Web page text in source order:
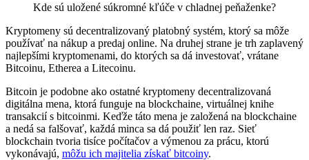
Kde sú uložené súkromné kľúče v chladnej peňaženke?
Kryptomeny sú decentralizovaný platobný systém, ktorý sa môže
používať na nákup a predaj online. Na druhej strane je trh zaplavený
najlepšími kryptomenami, do ktorých sa dá investovať, vrátane
Bitcoinu, Etherea a Litecoinu.
Bitcoin je podobne ako ostatné kryptomeny decentralizovaná
digitálna mena, ktorá funguje na blockchaine, virtuálnej knihe
transakcií s bitcoinmi. Keďže táto mena je založená na blockchaine
a nedá sa falšovať, každá minca sa dá použiť len raz. Sieť
blockchain tvoria tisíce počítačov a výmenou za prácu, ktorú
vykonávajú, môžu ich majitelia získať bitcoiny.